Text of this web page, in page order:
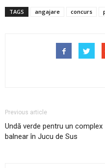
TAGS angajare concurs
Previous article
Undă verde pentru un complex
balnear în Jucu de Sus